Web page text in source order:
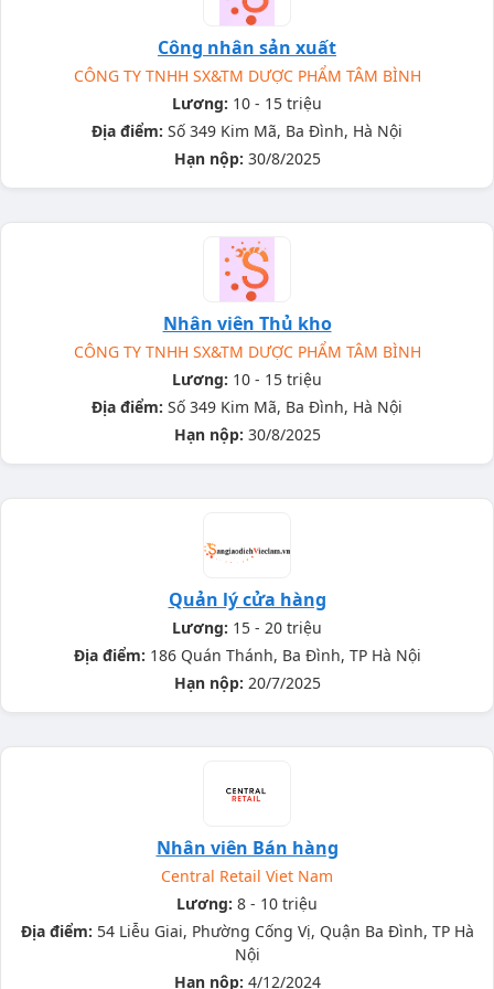
Công nhân sản xuất
CÔNG TY TNHH SX&TM DƯỢC PHẨM TÂM BÌNH
Lương: 10 - 15 triệu
Địa điểm: Số 349 Kim Mã, Ba Đình, Hà Nội
Hạn nộp: 30/8/2025
Nhân viên Thủ kho
CÔNG TY TNHH SX&TM DƯỢC PHẨM TÂM BÌNH
Lương: 10 - 15 triệu
Địa điểm: Số 349 Kim Mã, Ba Đình, Hà Nội
Hạn nộp: 30/8/2025
Quản lý cửa hàng
Lương: 15 - 20 triệu
Địa điểm: 186 Quán Thánh, Ba Đình, TP Hà Nội
Hạn nộp: 20/7/2025
Nhân viên Bán hàng
Central Retail Viet Nam
Lương: 8 - 10 triệu
Địa điểm: 54 Liễu Giai, Phường Cống Vị, Quận Ba Đình, TP Hà
Nội
Hạn nộp: 4/12/2024